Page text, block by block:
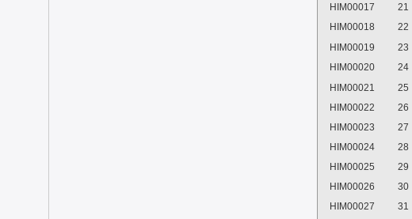
HIM00017
21
HIM00018
22
HIM00019
23
HIM00020
24
HIM00021
25
HIM00022
26
HIM00023
27
HIM00024
28
HIM00025
29
HIM00026
30
HIM00027
31